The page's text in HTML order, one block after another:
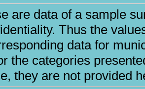
are data of a sample
Thus the
data for
the categories
they are not provided